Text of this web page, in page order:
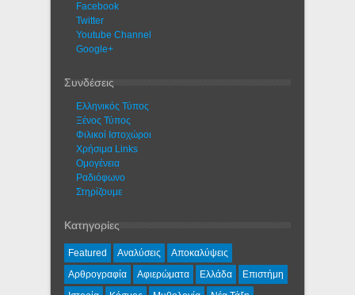
Facebook
Twitter
Youtube Channel
Google+
Συνδέσεις
Ελληνικός Τύπος
Ξένος Τύπος
Φιλικοί Ιστοχώροι
Χρήσιμα Links
Ομογένεια
Ραδιόφωνο
Στηρίζουμε
Κατηγορίες
Featured Αναλύσεις
Αποκαλύψεις
Αρθρογραφία
Αφιερώματα Ελλάδα
Επιστήμη